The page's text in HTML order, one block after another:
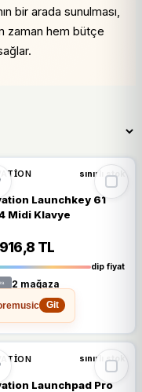
bir arada sunulması,
zaman hem bütçe
sınırlı stok
Launchkey 61
Midi Klavye
TL
dip fiyat
2 mağaza
Git
sınırlı stok
Launchpad Pro